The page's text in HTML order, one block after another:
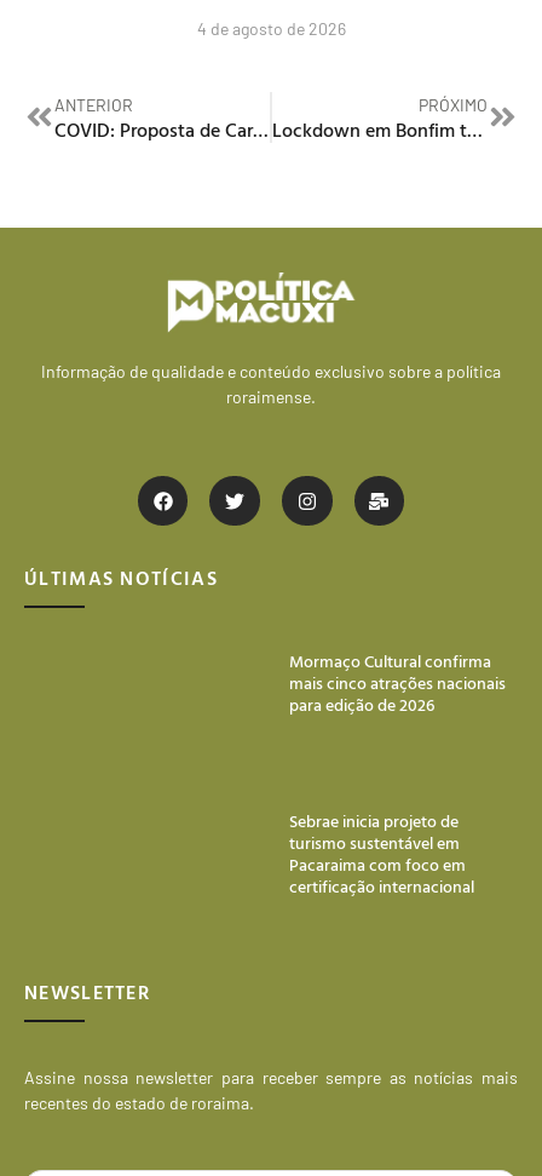
4 de agosto de 2026
ANTERIOR
COVID: Proposta de Cartilhas estava superfaturada 794%, diz TCE
PRÓXIMO
Lockdown em Bonfim termina, mas toque de recolher é mantido
Informação de qualidade e conteúdo exclusivo sobre a política
roraimense.
ÚLTIMAS NOTÍCIAS
Mormaço Cultural confirma
mais cinco atrações nacionais
para edição de 2026
Sebrae inicia projeto de
turismo sustentável em
Pacaraima com foco em
certificação internacional
NEWSLETTER
Assine nossa newsletter para receber sempre as notícias mais
recentes do estado de roraima.